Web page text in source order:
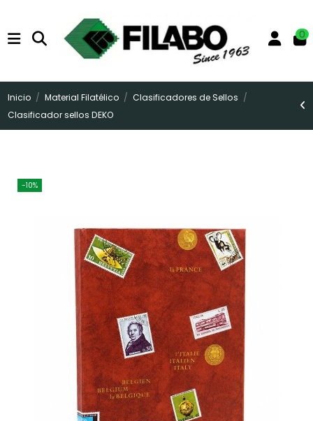
0
Inicio Material Filatélico
Clasificadores de Sellos
Clasificador sellos DEKO
-10%